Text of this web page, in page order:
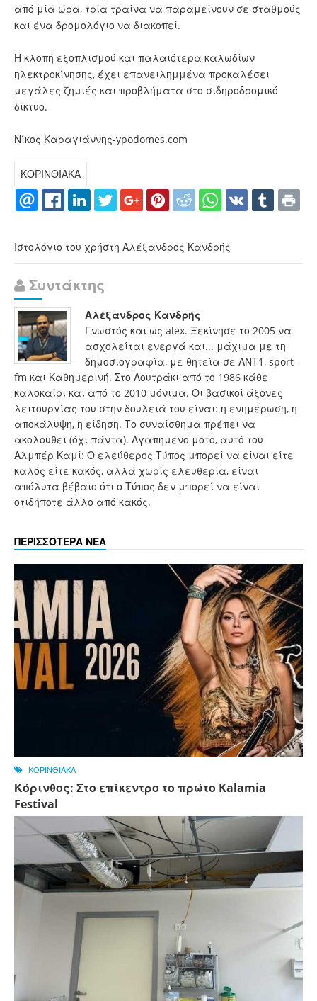
από μία ώρα, τρία τραίνα να παραμείνουν σε σταθμούς
και ένα δρομολόγιο να διακοπεί.
Η κλοπή εξοπλισμού και παλαιότερα καλωδίων
ηλεκτροκίνησης, έχει επανειλημμένα προκαλέσει
μεγάλες ζημιές και προβλήματα στο σιδηροδρομικό
δίκτυο.
Νίκος Καραγιάννης-ypodomes.com
ΚΟΡΙΝΘΙΑΚΑ
Ιστολόγιο του χρήστη Αλέξανδρος Κανδρής
Συντάκτης
Αλέξανδρος Κανδρής
Γνωστός και ως alex. Ξεκίνησε το 2005 να
ασχολείται ενεργά και... μάχιμα με τη
δημοσιογραφία, με θητεία σε ΑΝΤ1, sport-
fm και Καθημερινή. Στο Λουτράκι από το 1986 κάθε
καλοκαίρι και από το 2010 μόνιμα. Οι βασικοί άξονες
λειτουργίας του στην δουλειά του είναι: η ενημέρωση, η
αποκάλυψη, η είδηση. Το συναίσθημα πρέπει να
ακολουθεί (όχι πάντα). Αγαπημένο μότο, αυτό του
Αλμπέρ Καμί: Ο ελεύθερος Τύπος μπορεί να είναι είτε
καλός είτε κακός, αλλά χωρίς ελευθερία, είναι
απόλυτα βέβαιο ότι ο Τύπος δεν μπορεί να είναι
οτιδήποτε άλλο από κακός.
ΠΕΡΙΣΣΟΤΕΡΑ ΝΕΑ
ΚΟΡΙΝΘΙΑΚΑ
Κόρινθος: Στο επίκεντρο το πρώτο Kalamia
Festival